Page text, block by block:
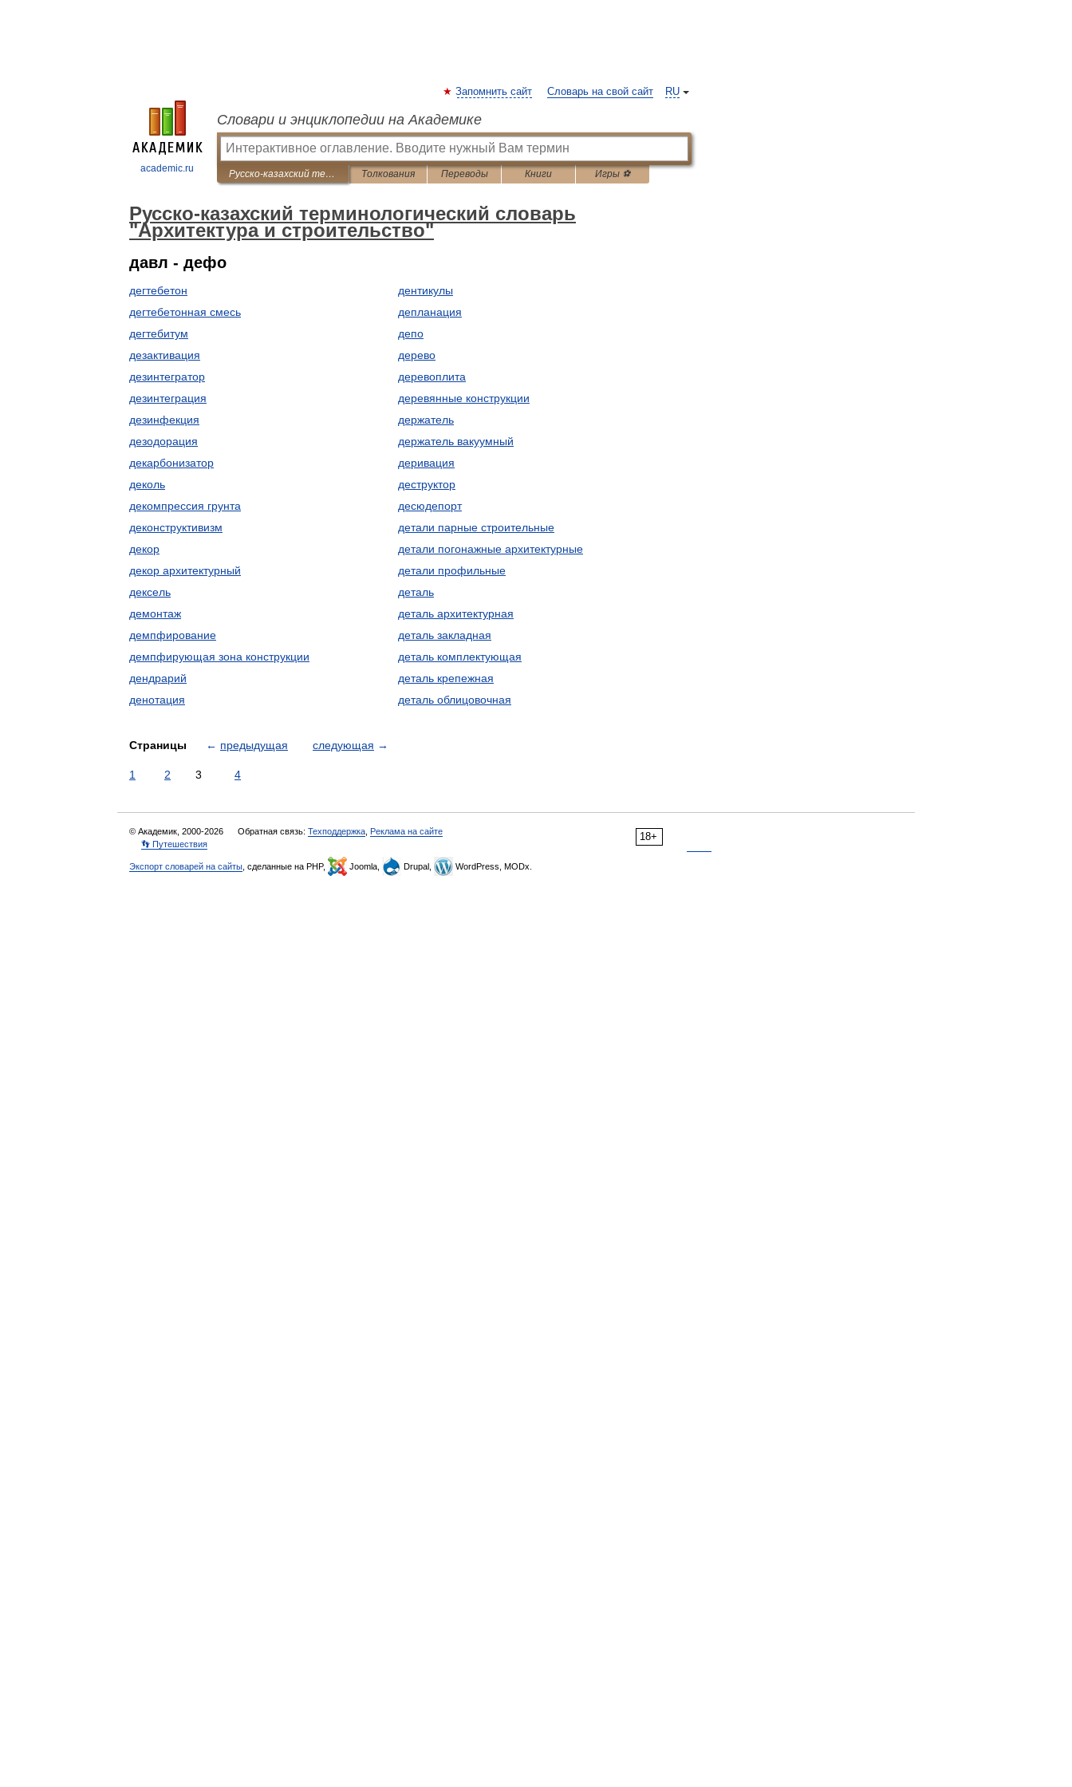
academic.ru
RU
Запомнить сайт Словарь на свой сайт
Словари и энциклопедии на Академике
Русско-казахский терминологический словарь "Архитектура и строительство" Толкования Переводы Книги Игры ⚽
Русско-казахский терминологический словарь
"Архитектура и строительство"
давл - дефо
дегтебетон
дегтебетонная смесь
дегтебитум
дезактивация
дезинтегратор
дезинтеграция
дезинфекция
дезодорация
декарбонизатор
деколь
декомпрессия грунта
деконструктивизм
декор
декор архитектурный
дексель
демонтаж
демпфирование
демпфирующая зона конструкции
дендрарий
денотация
дентикулы
депланация
депо
дерево
деревоплита
деревянные конструкции
держатель
держатель вакуумный
деривация
деструктор
десюдепорт
детали парные строительные
детали погонажные архитектурные
детали профильные
деталь
деталь архитектурная
деталь закладная
деталь комплектующая
деталь крепежная
деталь облицовочная
Страницы ← предыдущая следующая →
1 2 3 4
18+
© Академик, 2000-2026 Обратная связь: Техподдержка Реклама на сайте
👣 Путешествия
Экспорт словарей на сайты , сделанные на PHP, Joomla, Drupal, WordPress, MODx.